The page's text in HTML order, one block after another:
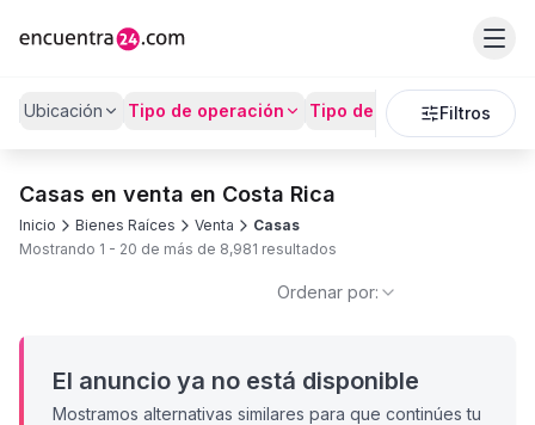
Ubicación Tipo de operación Tipo de PropiedadFiltros
Casas en venta en Costa Rica
Inicio Bienes Raíces Venta
Casas
Mostrando 1 - 20 de más de 8,981 resultados
Ordenar por:
El anuncio ya no está disponible
Mostramos alternativas similares para que continúes tu